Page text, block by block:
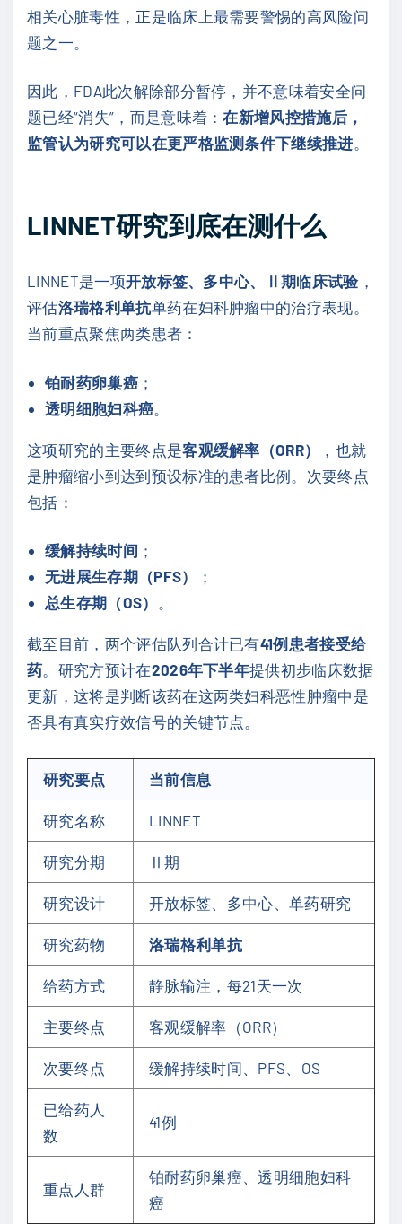
相关心脏毒性，正是临床上最需要警惕的高风险问
题之一。
因此，FDA此次解除部分暂停，并不意味着安全问
题已经“消失”，而是意味着：在新增风控措施后，
监管认为研究可以在更严格监测条件下继续推进。
LINNET研究到底在测什么
LINNET是一项开放标签、多中心、Ⅱ期临床试验，
评估洛瑞格利单抗单药在妇科肿瘤中的治疗表现。
当前重点聚焦两类患者：
铂耐药卵巢癌；
透明细胞妇科癌
这项研究的主要终点是客观缓解率（ORR）
，也就
是肿瘤缩小到达到预设标准的患者比例。次要终点
包括：
缓解持续时间 ；
无进展生存期（PFS）
；
总生存期（OS）
。
截至目前，两个评估队列合计已有41例患者接受给
药。研究方预计在2026年下半年提供初步临床数据
更新，这将是判断该药在这两类妇科恶性肿瘤中是
否具有真实疗效信号的关键节点。
研究要点 当前信息
研究名称 LINNET
研究分期 Ⅱ期
研究设计 开放标签、多中心、单药研究
研究药物 洛瑞格利单抗
给药方式 静脉输注，每21天一次
主要终点 客观缓解率（ORR）
次要终点 缓解持续时间、PFS、OS
已给药人
数
41例
重点人群
铂耐药卵巢癌、透明细胞妇科
癌